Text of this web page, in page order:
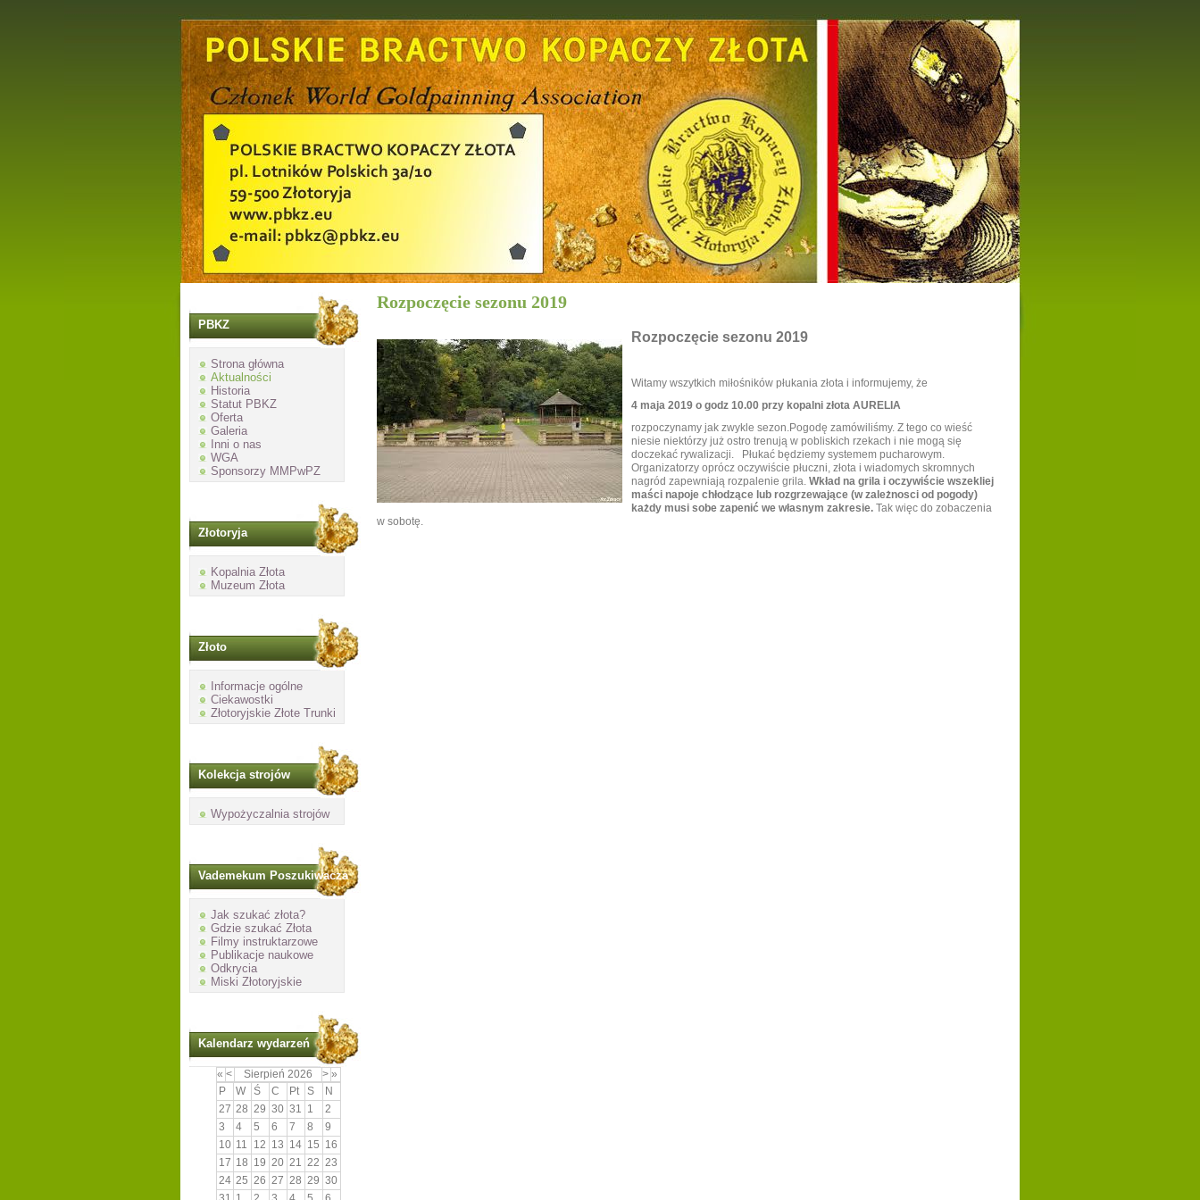
PBKZ
Strona główna
Aktualności
Historia
Statut PBKZ
Oferta
Galeria
Inni o nas
WGA
Sponsorzy MMPwPZ
Złotoryja
Kopalnia Złota
Muzeum Złota
Złoto
Informacje ogólne
Ciekawostki
Złotoryjskie Złote Trunki
Kolekcja strojów
Wypożyczalnia strojów
Vademekum Poszukiwacza
Jak szukać złota?
Gdzie szukać Złota
Filmy instruktarzowe
Publikacje naukowe
Odkrycia
Miski Złotoryjskie
Kalendarz wydarzeń
« < Sierpień 2026 > »
P
W Ś C Pt S
N
27 28 29 30 31 1
2
3
4 5 6 7 8
9
10 11 12 13 14 15 16
17 18 19 20 21 22 23
24 25 26 27 28 29 30
Rozpoczęcie sezonu 2019
Rozpoczęcie sezonu 2019
Witamy wszytkich miłośników płukania złota i informujemy, że
4 maja 2019 o godz 10.00 przy kopalni złota AURELIA
rozpoczynamy jak zwykle sezon.Pogodę zamówiliśmy. Z tego co wieść
niesie niektórzy już ostro trenują w pobliskich rzekach i nie mogą się
doczekać rywalizacji. Płukać będziemy systemem pucharowym.
Organizatorzy oprócz oczywiście płuczni, złota i wiadomych skromnych
nagród zapewniają rozpalenie grila. Wkład na grila i oczywiście wszekliej
maści napoje chłodzące lub rozgrzewające (w zależnosci od pogody)
każdy musi sobe zapenić we własnym zakresie. Tak więc do zobaczenia
w sobotę.